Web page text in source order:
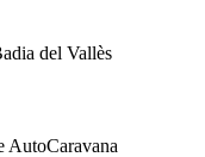
AutoCaravana